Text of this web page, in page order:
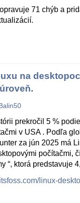
71 chýb a
na
prekročil 5 %
v USA . Podľa
za jún 2025 má
počítačmi,
“, ktorá predstavuje
linux-